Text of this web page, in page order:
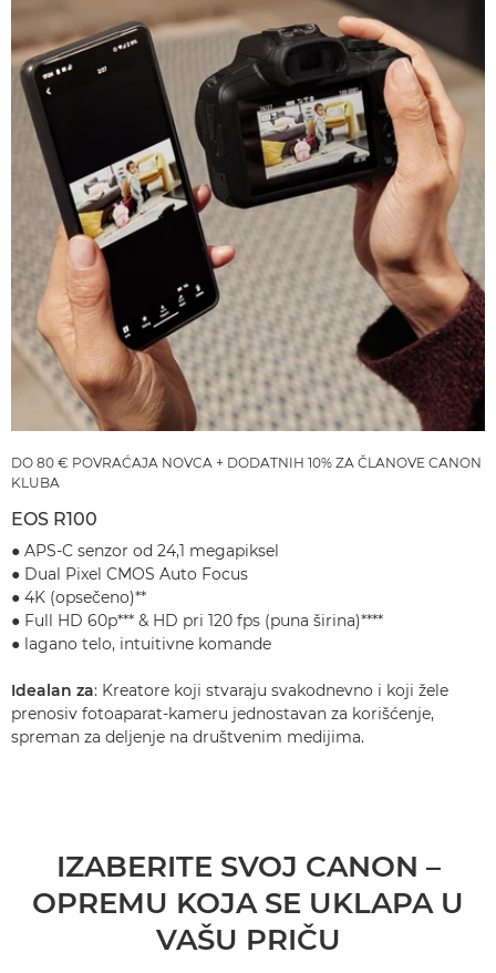
DO 80 € POVRAĆAJA NOVCA + DODATNIH 10% ZA ČLANOVE CANON
KLUBA
EOS R100
● APS-C senzor od 24,1 megapiksel
● Dual Pixel CMOS Auto Focus
● 4K (opsečeno)**
● Full HD 60p*** & HD pri 120 fps (puna širina)****
● lagano telo, intuitivne komande
Idealan za: Kreatore koji stvaraju svakodnevno i koji žele
prenosiv fotoaparat-kameru jednostavan za korišćenje,
spreman za deljenje na društvenim medijima.
IZABERITE SVOJ CANON –
OPREMU KOJA SE UKLAPA U
VAŠU PRIČU